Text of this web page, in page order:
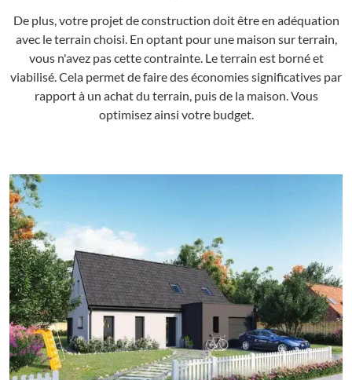
De plus, votre projet de construction doit être en adéquation
avec le terrain choisi. En optant pour une maison sur terrain,
vous n'avez pas cette contrainte. Le terrain est borné et
viabilisé. Cela permet de faire des économies significatives par
rapport à un achat du terrain, puis de la maison. Vous
optimisez ainsi votre budget.